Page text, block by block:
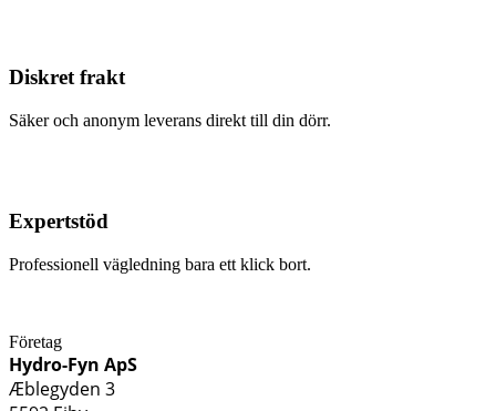
Diskret frakt
Säker och anonym leverans direkt till din dörr.
Expertstöd
Professionell vägledning bara ett klick bort.
Företag
Hydro-Fyn ApS
Æblegyden 3